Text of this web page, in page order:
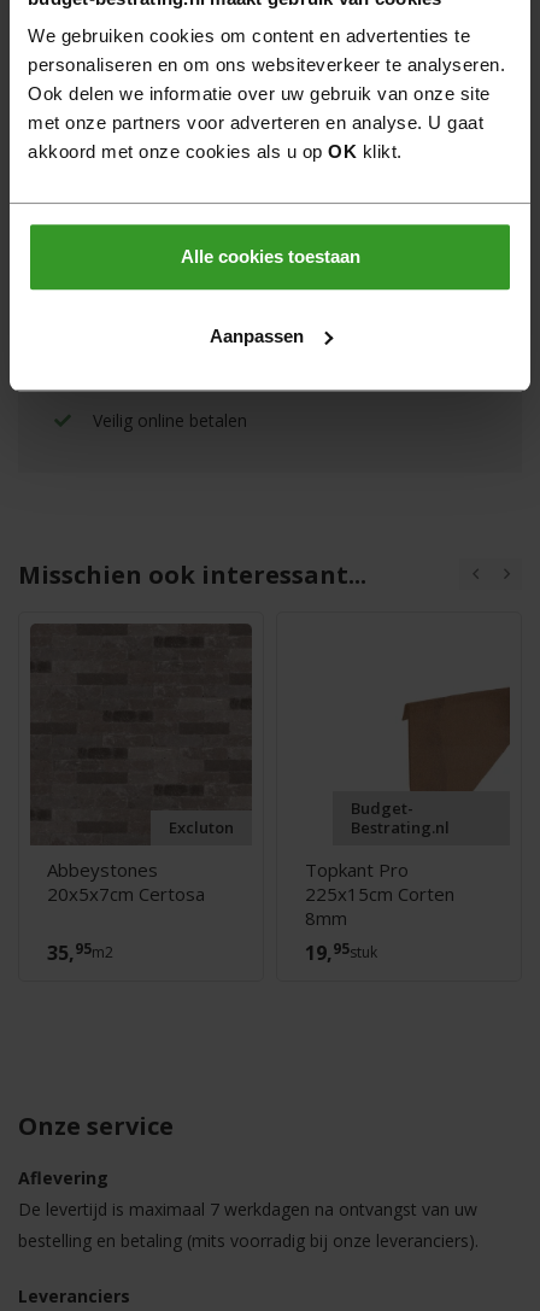
We gebruiken cookies om content en advertenties te
personaliseren en om ons websiteverkeer te analyseren.
Ook delen we informatie over uw gebruik van onze site
met onze partners voor adverteren en analyse. U gaat
akkoord met onze cookies als u op OK klikt.
Alle cookies toestaan
Aanpassen
Hulp nodig?
Wij helpen u graag persoonlijk verder.
Neemcontactop
Bel 0522 - 462 462
van één leverancier
Veilig online betalen
Misschien ook interessant...
Excluton
Abbeystones
20x5x7cm Certosa
35,95m2
Budget-
Bestrating.nl
Topkant Pro
225x15cm Corten
8mm
19,95stuk
Onze service
Aflevering
De levertijd is maximaal 7 werkdagen na ontvangst van uw
bestelling en betaling (mits voorradig bij onze leveranciers).
Leveranciers